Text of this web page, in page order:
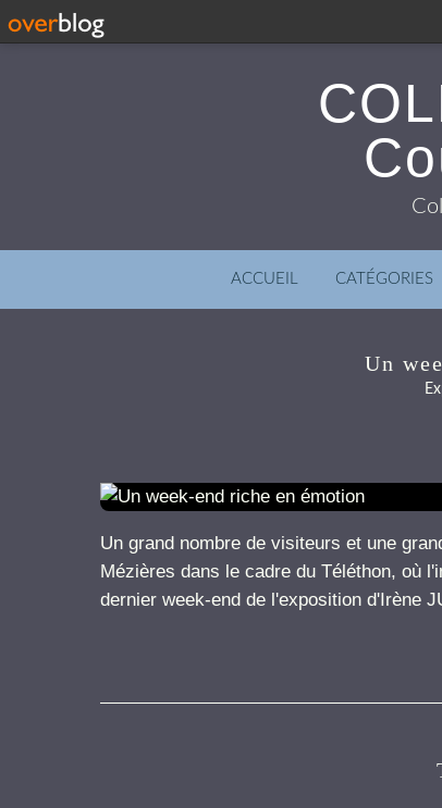
ACCUEIL CATÉGORIES
Un
Un grand nombre de visiteurs et une
Mézières dans le cadre du Téléthon, où
dernier week-end de l'exposition d'Irène